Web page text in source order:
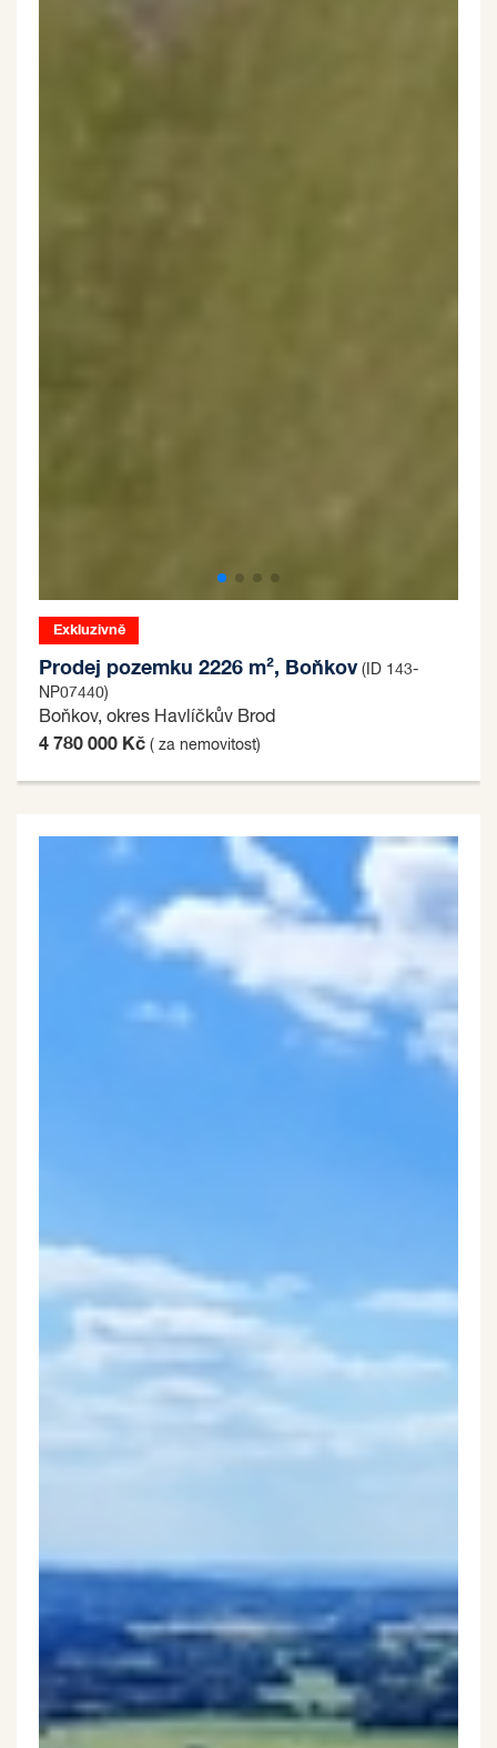
Exkluzivně
Prodej pozemku 2226 m², Boňkov (ID 143-
NP07440)
Boňkov, okres Havlíčkův Brod
4 780 000 Kč ( za nemovitost)